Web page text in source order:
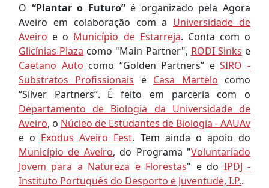
O “Plantar o Futuro”é organizado pela Agora
Aveiro em colaboração com a Universidade de
Aveiro e o Município de Estarreja. Conta com o
Glicínias Plaza como "Main Partner", RODI Sinks e
Caetano Auto como “Golden Partners” eSIRO -
Substratos Profissionais e Casa Martelo como
“Silver Partners”. É feito em parceria com o
Departamento de Biologia da Universidade de
Aveiro, o Núcleo de Estudantes de Biologia - AAUAv
e o Exodus Aveiro Fest. Tem ainda o apoio do
Município de Aveiro, do Programa "Voluntariado
Jovem para a Natureza e Florestas" e do IPDJ -
Instituto Português do Desporto e Juventude, I.P..